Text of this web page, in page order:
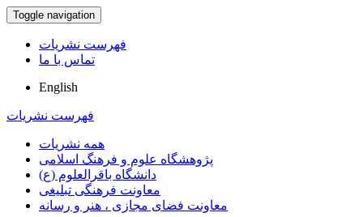
Toggle navigation
فهرست نشریات
تماس با ما
English
فهرست نشریات
همه نشریات
پژوهشگاه علوم و فرهنگ اسلامی
دانشگاه باقرالعلوم (ع)
معاونت فرهنگی تبلیغی
معاونت فضای مجازی ، هنر و رسانه